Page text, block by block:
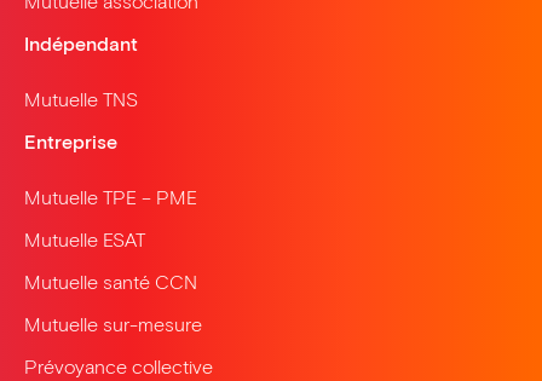
Indépendant
Mutuelle TNS
Entreprise
Mutuelle TPE – PME
Mutuelle ESAT
Mutuelle santé CCN
Mutuelle sur-mesure
Prévoyance collective